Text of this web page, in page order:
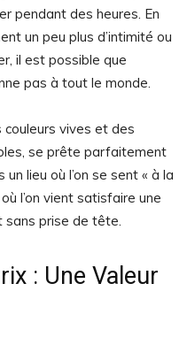
pendant des heures. En
un peu plus d’intimité ou
il est possible que
pas à tout le monde.
couleurs vives et des
se prête parfaitement
lieu où l’on se sent « à la
l’on vient satisfaire une
sans prise de tête.
: Une Valeur